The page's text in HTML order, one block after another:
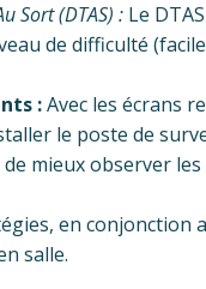
Sort (DTAS) : Le
de difficulté
:Avec les écrans
le poste de
mieux observer
en
salle.